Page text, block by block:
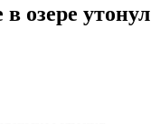
озере утонул